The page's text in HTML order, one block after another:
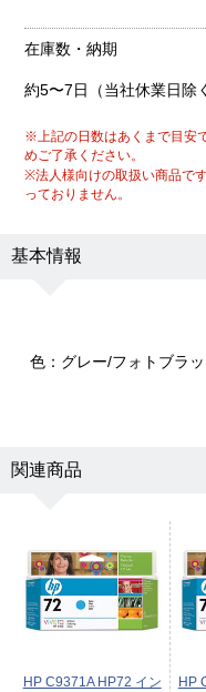
在庫数・納期
約5〜7日（当社休業日除
※上記の日数はあくまで目安
めご了承ください。
※法人様向けの取扱い商品で
っておりません。
基本情報
色：グレー/フォトブラッ
関連商品
HP C9371A HP72 イン
HP